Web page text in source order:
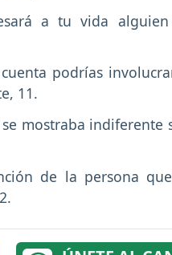
a tu vida
podrías
11.
se mostraba indiferente
de la persona